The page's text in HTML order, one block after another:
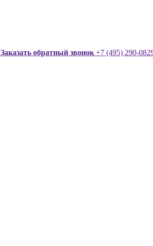
Заказать обратный звонок +7 (495) 290-